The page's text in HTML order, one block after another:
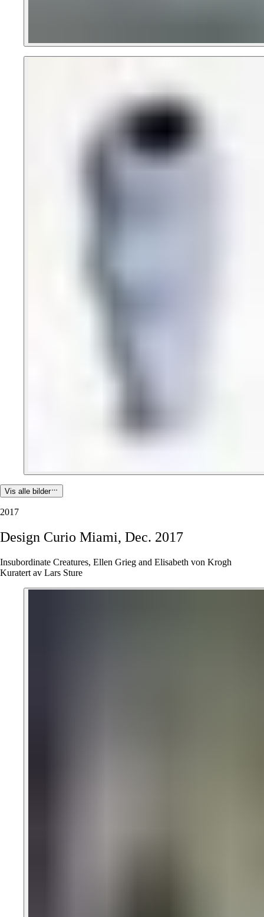
Vis alle bilder
2017
Design Curio Miami, Dec. 2017
Insubordinate Creatures, Ellen Grieg and Elisabeth von Krogh
Kuratert av Lars Sture